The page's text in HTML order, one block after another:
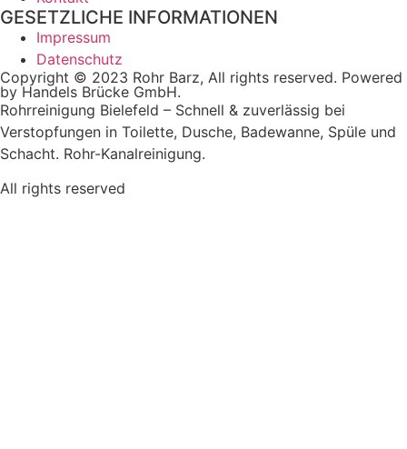
GESETZLICHE INFORMATIONEN
Impressum
Datenschutz
Copyright © 2023 Rohr Barz, All rights reserved. Powered
by Handels Brücke GmbH.
Rohrreinigung Bielefeld – Schnell & zuverlässig bei
Verstopfungen in Toilette, Dusche, Badewanne, Spüle und
Schacht. Rohr-Kanalreinigung.
All rights reserved